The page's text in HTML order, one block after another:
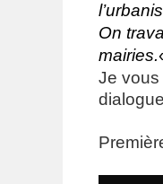
On
mairies.
Je vous